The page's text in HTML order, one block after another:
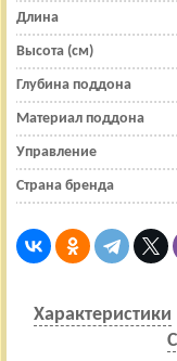
Длина
Высота (см)
Глубина поддона
Материал поддона
Управление
Страна бренда
Характеристики